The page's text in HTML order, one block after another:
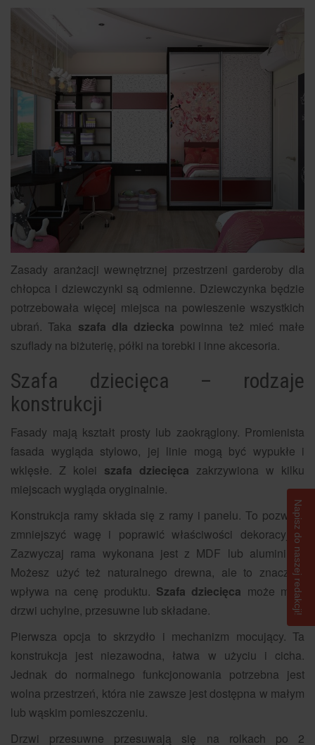
Zasady aranżacji wewnętrznej przestrzeni garderoby dla
chłopca i dziewczynki są odmienne. Dziewczynka będzie
potrzebowała więcej miejsca na powieszenie wszystkich
ubrań. Taka szafa dla dziecka powinna też mieć małe
szuflady na biżuterię, półki na torebki i inne akcesoria.
Szafa dziecięca – rodzaje
konstrukcji
Fasady mają kształt prosty lub zaokrąglony. Promienista
fasada wygląda stylowo, jej linie mogą być wypukłe i
wklęsłe. Z kolei szafa dziecięca zakrzywiona w kilku
miejscach wygląda oryginalnie.
Konstrukcja ramy składa się z ramy i panelu. To pozwala
zmniejszyć wagę i poprawić właściwości dekoracyjne.
Zazwyczaj rama wykonana jest z MDF lub aluminium.
Możesz użyć też naturalnego drewna, ale to znacznie
wpływa na cenę produktu. Szafa dziecięca może mieć
drzwi uchylne, przesuwne lub składane.
Pierwsza opcja to skrzydło i mechanizm mocujący. Ta
konstrukcja jest niezawodna, łatwa w użyciu i cicha.
Jednak do normalnego funkcjonowania potrzebna jest
wolna przestrzeń, która nie zawsze jest dostępna w małym
lub wąskim pomieszczeniu.
Drzwi przesuwne przesuwają się na rolkach po 2
Napisz do naszej redakcji!